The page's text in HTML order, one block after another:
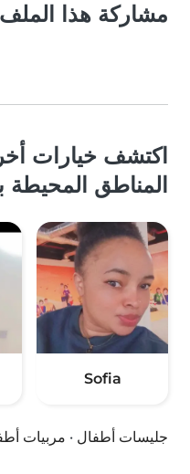
مشاركة هذا
اكتشف خيارات
المناطق المحيطة
Sofia
جليسات أطفال · مربيات